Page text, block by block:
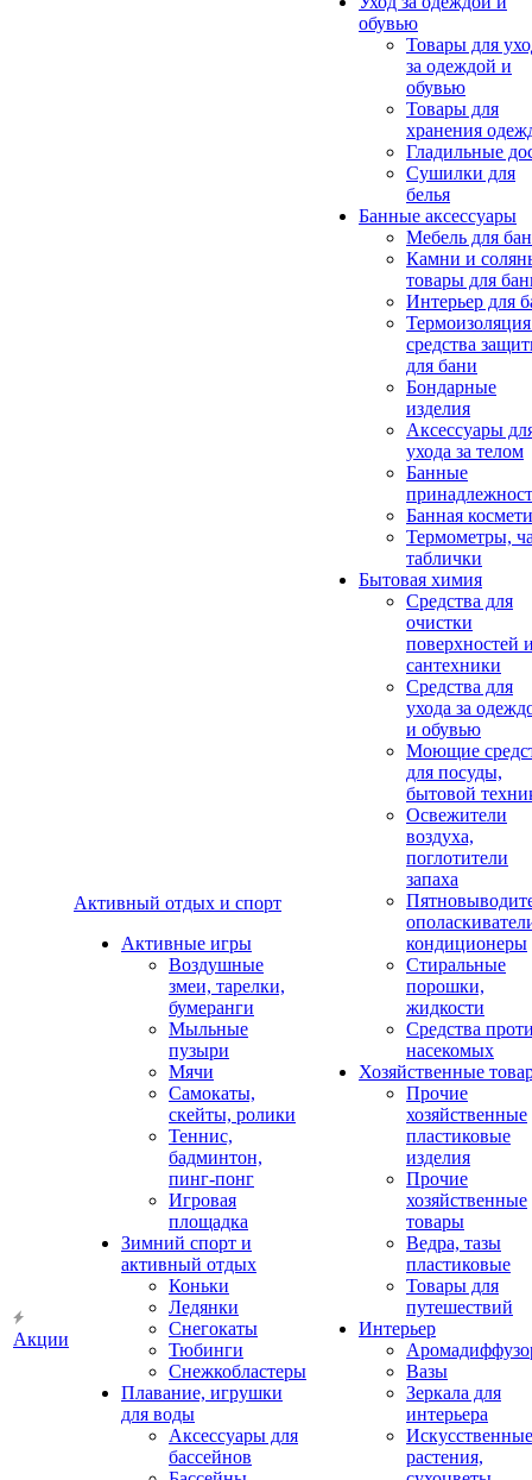
Акции
Активный отдых и спорт
Активные игры
Воздушные
змеи, тарелки,
бумеранги
Мыльные
пузыри
Мячи
Самокаты,
скейты, ролики
Теннис,
бадминтон,
пинг-понг
Игровая
площадка
Зимний спорт и
активный отдых
Коньки
Ледянки
Снегокаты
Тюбинги
Снежкобластеры
Плавание, игрушки
для воды
Аксессуары для
бассейнов
обувью
Товары для
за одеждой и
обувью
Товары для
хранения
Гладильные
Сушилки для
белья
Банные аксессуары
Мебель для
Камни и
товары для
Интерьер для
средства
для бани
Бондарные
изделия
Аксеcсуары
ухода за телом
Банные
Банная
Термометры,
таблички
Бытовая химия
Средства для
очистки
поверхностей
сантехники
Средства для
ухода за
и обувью
Моющие
для посуды,
бытовой
Освежители
воздуха,
поглотители
запаха
кондиционеры
Стиральные
порошки,
жидкости
Средства
насекомых
Хозяйственные
Прочие
хозяйственные
пластиковые
изделия
Прочие
хозяйственные
товары
Ведра, тазы
пластиковые
Товары для
путешествий
Интерьер
Вазы
Зеркала для
интерьера
Искусственные
растения,